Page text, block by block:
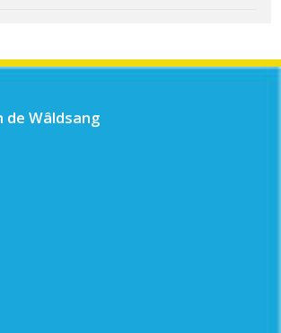
Wâldsang